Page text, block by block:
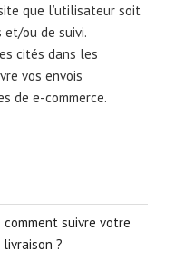
que l’utilisateur soit
et/ou de suivi.
cités dans les
vos envois
de e-commerce.
comment suivre votre
?